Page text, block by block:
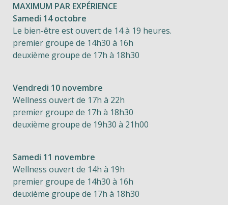
MAXIMUM PAR EXPÉRIENCE
Samedi 14 octobre
Le bien-être est ouvert de 14 à 19 heures.
premier groupe de 14h30 à 16h
deuxième groupe de 17h à 18h30
Vendredi 10 novembre
Wellness ouvert de 17h à 22h
premier groupe de 17h à 18h30
deuxième groupe de 19h30 à 21h00
Samedi 11 novembre
Wellness ouvert de 14h à 19h
premier groupe de 14h30 à 16h
deuxième groupe de 17h à 18h30